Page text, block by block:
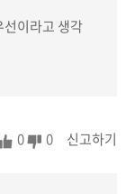
선이라고 생각
0 0 신고하기